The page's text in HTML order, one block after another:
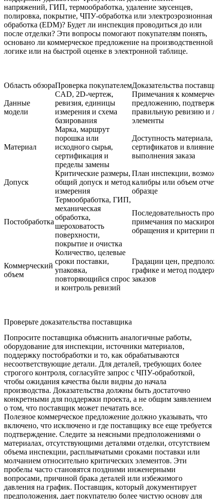
напряжений, ГИП, термообработка, удаление заусенцев,
полировка, покрытие, ЧПУ-обработка или электроэрозионная
обработка (EDM)? Будет ли инспекция проводиться до или
после отделки? Эти вопросы помогают покупателям понять,
основано ли коммерческое предложение на производственной
логике или на быстрой оценке в электронной таблице.
Область обзораПроверка покупателемДоказательства
Данные
модели
CAD, 2D-чертеж,
ревизия, единицы
измерения и схема
базирования
Примечания к
предложению,
правильную ревизию и
элементы
Материал
Марка, маршрут
порошка или
исходного сырья,
сертификация и
пределы замены
Доступность материала,
сертификатов и влияние
выполнения заказа
Допуск
Критические размеры,
общий допуск и метод
измерения
План инспекции,
калибры или объем
образце
Постобработка
Термообработка, ГИП,
механическая
обработка,
шероховатость
поверхности,
покрытие и очистка
Последовательность
примечания по
обращения и критерии
Коммерческий
объем
Количество, целевые
сроки поставки,
упаковка,
повторяющийся спрос
и контроль ревизий
Градации цен,
графике и метод
заказов
Проверьте доказательства поставщика
Попросите поставщика объяснить аналогичные работы,
оборудование для инспекции, источники материалов,
поддержку постобработки и то, как обрабатываются
несоответствующие детали. Для деталей, требующих более
строгого контроля, согласуйте запрос с ЧПУ-обработкой,
чтобы ожидания качества были видны до начала
производства. Доказательства должны быть достаточно
конкретными для поддержки проекта, а не общим заявлением
о том, что поставщик может печатать все.
Полезное коммерческое предложение должно указывать, что
включено, что исключено и где поставщику все еще требуется
подтверждение. Следите за неясными предположениями о
материалах, отсутствующими деталями отделки, отсутствием
объема инспекции, расплывчатыми сроками поставки или
молчанием относительно критических элементов. Эти
пробелы часто становятся поздними инженерными
вопросами, причиной брака деталей или избежимого
давления на график. Поставщик, который документирует
предположения, дает покупателю более чистую основу для